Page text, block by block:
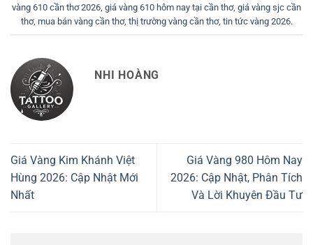
vàng 610 cần thơ 2026, giá vàng 610 hôm nay tại cần thơ, giá vàng sjc cần
thơ, mua bán vàng cần thơ, thị trường vàng cần thơ, tin tức vàng 2026.
NHI HOÀNG
Giá Vàng Kim Khánh Việt
Hùng 2026: Cập Nhật Mới
Nhất
Giá Vàng 980 Hôm Nay
2026: Cập Nhật, Phân Tích
Và Lời Khuyên Đầu Tư